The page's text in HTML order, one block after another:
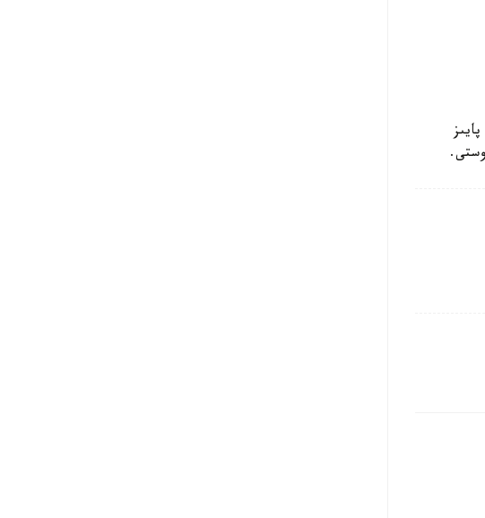
ءوسۋى شىمكەنتتە بايقالدى. ودان كەيىن باتىس قازاقستان جانە جەتىسۋ وبلىستارى تۇر: سايكەسىنشە 26,9 پايىز